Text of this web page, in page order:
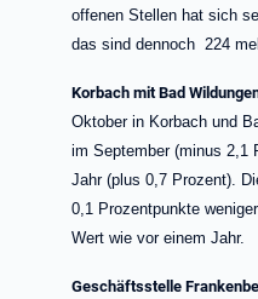
offenen Stellen hat sich
das sind dennoch 224
Korbach mit Bad
Oktober in Korbach und
im September (minus 2,1
Jahr (plus 0,7 Prozent).
0,1 Prozentpunkte
Wert wie vor einem Jahr.
Geschäftsstelle